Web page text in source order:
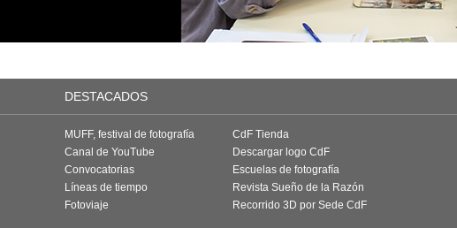
DESTACADOS
MUFF, festival de fotografía
Canal de YouTube
Convocatorias
Líneas de tiempo
Fotoviaje
CdF Tienda
Descargar logo CdF
Escuelas de fotografía
Revista Sueño de la Razón
Recorrido 3D por Sede CdF